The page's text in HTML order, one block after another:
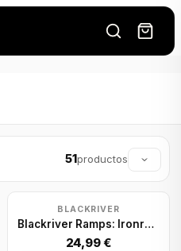
51productos
BLACKRIVER
Blackriver Ramps: Ironrail Square Silver
24,99 €